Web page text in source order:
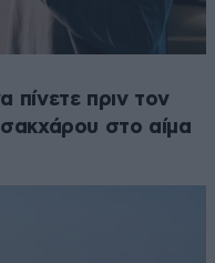
πίνετε πριν τον
στο αίμα